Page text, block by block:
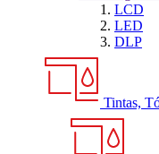
LCD
LED
DLP
Tintas,